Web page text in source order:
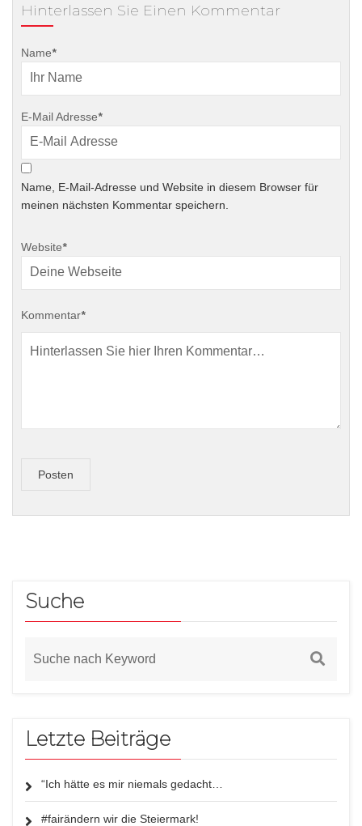
Hinterlassen Sie Einen Kommentar
Name*
E-Mail Adresse*
Name, E-Mail-Adresse und Website in diesem Browser für
meinen nächsten Kommentar speichern.
Website*
Kommentar*
Posten
Suche
Letzte Beiträge
“Ich hätte es mir niemals gedacht…
#fairändern wir die Steiermark!